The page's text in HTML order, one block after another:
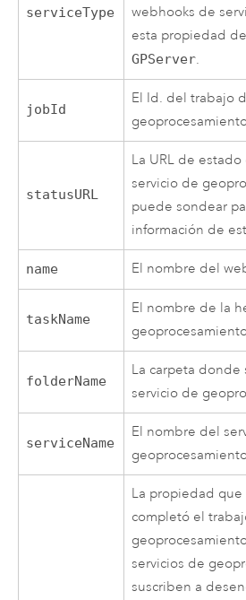
serviceType
webhooks de
esta propiedad
GPServer.
jobId
El Id. del trabajo
statusURL
La URL de
servicio de
puede sondear
información de
name El nombre del
taskName
El nombre de la
folderName
La carpeta donde
servicio de
serviceName
El nombre del
La propiedad que
completó el
servicios de
suscriben a